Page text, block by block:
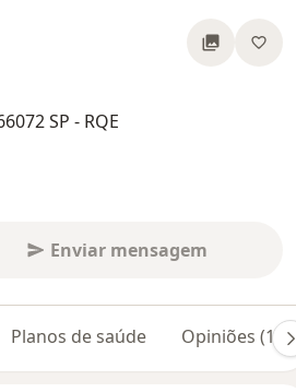
SP - RQE
Enviar mensagem
Planos de saúde Opiniões (163)